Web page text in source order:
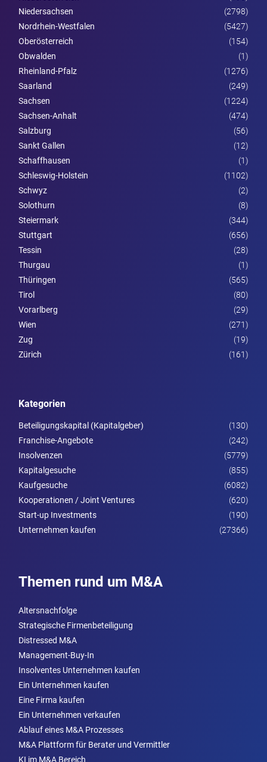
Niedersachsen
(2798)
Nordrhein-Westfalen
(5427)
Ober­österreich
(154)
Obwalden
(1)
Rheinland-Pfalz
(1276)
Saarland
(249)
Sachsen
(1224)
Sachsen-Anhalt
(474)
Salzburg
(56)
Sankt Gallen
(12)
Schaffhausen
(1)
Schleswig-Holstein
(1102)
Schwyz
(2)
Solothurn
(8)
Steier­mark
(344)
Stuttgart
(656)
Tessin
(28)
Thurgau
(1)
Thüringen
(565)
Tirol
(80)
Vorarl­berg
(29)
Wien
(271)
Zug
(19)
Zürich
(161)
Kategorien
Beteiligungskapital (Kapitalgeber)
(130)
Franchise-Angebote
(242)
Insolvenzen
(5779)
Kapitalgesuche
(855)
Kaufgesuche
(6082)
Kooperationen / Joint Ventures
(620)
Start-up Investments
(190)
Unternehmen kaufen
(27366)
Themen rund um M&A
Altersnachfolge
Strategische Firmenbeteiligung
Distressed M&A
Management-Buy-In
Insolventes Unternehmen kaufen
Ein Unternehmen kaufen
Eine Firma kaufen
Ein Unternehmen verkaufen
Ablauf eines M&A Prozesses
M&A Plattform für Berater und Vermittler
KI im M&A Bereich